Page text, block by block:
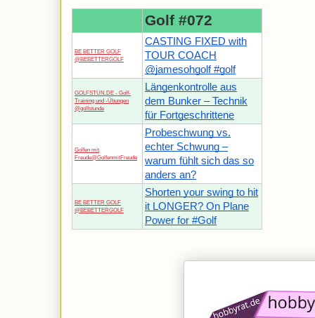
Golf #072
BE BETTER GOLF
@BEBETTERGOLF
CASTING FIXED with
TOUR COACH
@jamesohgolf #golf
GOLFSTUN.DE - Golf-
Training und -Übungen
@golfstunde
Längenkontrolle aus
dem Bunker – Technik
für Fortgeschrittene
Golfen mit
Freude@GolfenmitFreude
Probeschwung vs.
echter Schwung –
warum fühlt sich das so
anders an?
BE BETTER GOLF
@BEBETTERGOLF
Shorten your swing to hit
it LONGER? On Plane
Power for #Golf